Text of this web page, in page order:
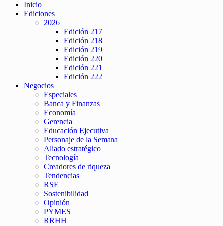
Inicio
Ediciones
2026
Edición 217
Edición 218
Edición 219
Edición 220
Edición 221
Edición 222
Negocios
Especiales
Banca y Finanzas
Economía
Gerencia
Educación Ejecutiva
Personaje de la Semana
Aliado estratégico
Tecnología
Creadores de riqueza
Tendencias
RSE
Sostenibilidad
Opinión
PYMES
RRHH